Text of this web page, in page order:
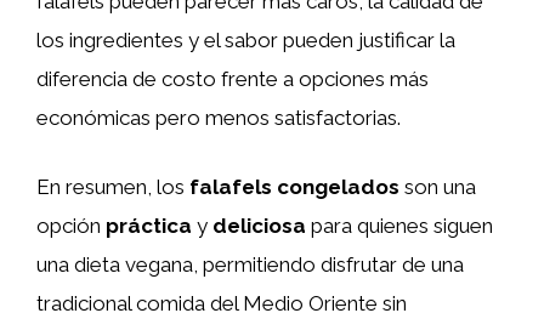
los ingredientes y el sabor pueden justificar la
diferencia de costo frente a opciones más
económicas pero menos satisfactorias.
En resumen, los falafels congelados son una
opción práctica y deliciosa para quienes siguen
una dieta vegana, permitiendo disfrutar de una
tradicional comida del Medio Oriente sin